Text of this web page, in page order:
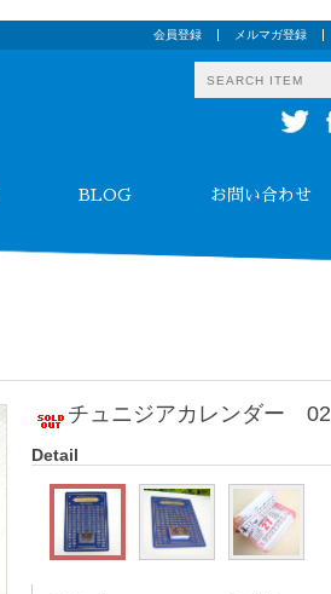
会員登録 メルマガ登録
BLOG お問い合わせ
チュニジアカレンダー 02
Detail